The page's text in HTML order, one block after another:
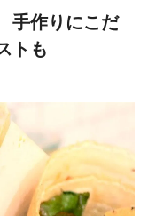
手作りにこだ
トも